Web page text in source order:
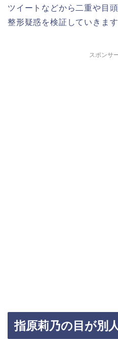
ツイートなどから二重や目
整形疑惑を検証していきます
スポンサ
指原莉乃の目が別